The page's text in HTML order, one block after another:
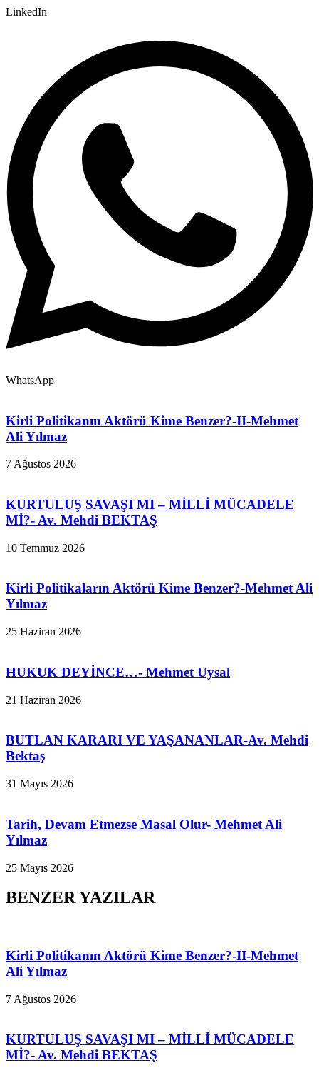
LinkedIn
WhatsApp
Kirli Politikanın Aktörü Kime Benzer?-II-Mehmet
Ali Yılmaz
7 Ağustos 2026
KURTULUŞ SAVAŞI MI – MİLLİ MÜCADELE
Mİ?- Av. Mehdi BEKTAŞ
10 Temmuz 2026
Kirli Politikaların Aktörü Kime Benzer?-Mehmet Ali
Yılmaz
25 Haziran 2026
HUKUK DEYİNCE…- Mehmet Uysal
21 Haziran 2026
BUTLAN KARARI VE YAŞANANLAR-Av. Mehdi
Bektaş
31 Mayıs 2026
Tarih, Devam Etmezse Masal Olur- Mehmet Ali
Yılmaz
25 Mayıs 2026
BENZER YAZILAR
Kirli Politikanın Aktörü Kime Benzer?-II-Mehmet
Ali Yılmaz
7 Ağustos 2026
KURTULUŞ SAVAŞI MI – MİLLİ MÜCADELE
Mİ?- Av. Mehdi BEKTAŞ